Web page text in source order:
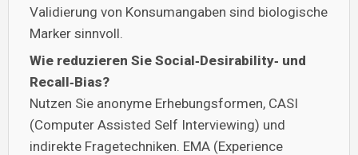
Validierung von Konsumangaben sind biologische
Marker sinnvoll.
Wie reduzieren Sie Social‑Desirability‑ und
Recall‑Bias?
Nutzen Sie anonyme Erhebungsformen, CASI
(Computer Assisted Self Interviewing) und
indirekte Fragetechniken. EMA (Experience